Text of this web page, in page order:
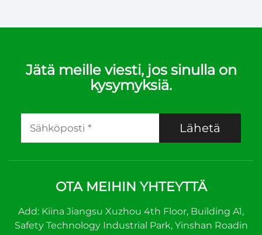
Jätä meille viesti, jos sinulla on
kysymyksiä.
Lähetä
OTA MEIHIN YHTEYTTÄ
Add: Kiina Jiangsu Xuzhou 4th Floor, Building A1,
Safety Technology Industrial Park, Yinshan Roadin